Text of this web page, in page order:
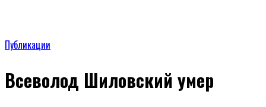
Публикации
Всеволод Шиловский умер